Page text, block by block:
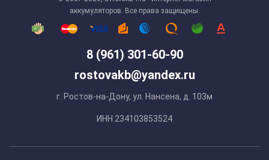
8 (961) 301-60-90
rostovakb@yandex.ru
г. Ростов-на-Дону, ул. Нансена, д. 103м
ИНН 234103853524
аккумуляторов. Все права защищены.